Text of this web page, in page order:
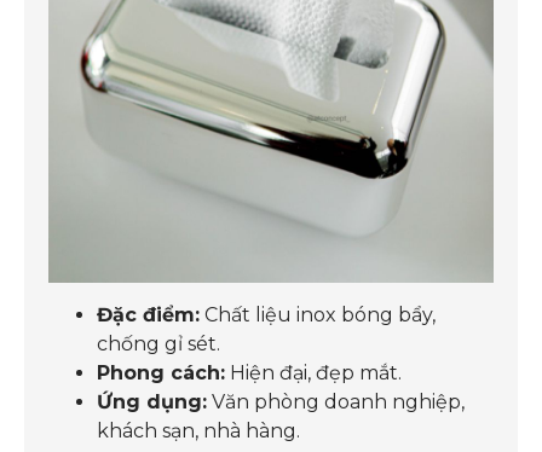
Đặc điểm: Chất liệu inox bóng bẩy,
chống gỉ sét.
Phong cách: Hiện đại, đẹp mắt.
Ứng dụng: Văn phòng doanh nghiệp,
khách sạn, nhà hàng.